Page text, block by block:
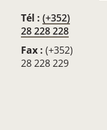
Tél : (+352)
28 228 228
Fax : (+352)
28 228 229